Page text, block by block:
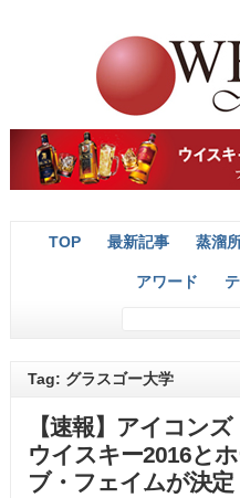
TOP 最新記事 蒸溜
アワード
Tag: グラスゴー大学
【速報】アイコンズ
ウイスキー2016と
ブ・フェイムが決定